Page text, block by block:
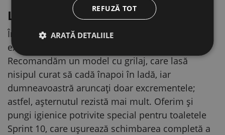
Lopățica nu este inclusă
În livrare nu este inclusă lopățica pentru
excremente – se poate cumpăra separat.
Recomandăm un model cu grilaj, care lasă
nisipul curat să cadă înapoi în ladă, iar
dumneavoastră aruncați doar excrementele;
astfel, așternutul rezistă mai mult. Oferim și
pungi igienice potrivite special pentru toaletele
Sprint 10, care ușurează schimbarea completă a
REFUZĂ TOT
ARATĂ DETALIILE